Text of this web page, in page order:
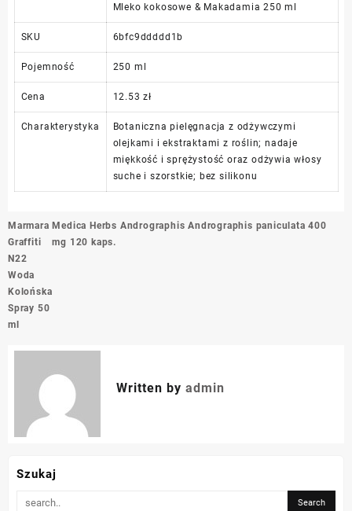
Mleko kokosowe & Makadamia 250 ml
SKU 6bfc9ddddd1b
Pojemność 250 ml
Cena 12.53 zł
Charakterystyka
Botaniczna pielęgnacja z odżywczymi
olejkami i ekstraktami z roślin; nadaje
miękkość i sprężystość oraz odżywia włosy
suche i szorstkie; bez silikonu
Nawigacja
wpisu
Marmara
Graffiti
N22
Woda
Kolońska
Spray 50
ml
Medica Herbs Andrographis Andrographis paniculata 400
mg 120 kaps.
Written by admin
Szukaj